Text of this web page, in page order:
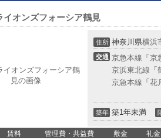
イオンズフォーシア鶴見
住所 神奈川県横浜
交通 京急本線 「 京
京浜東北線 「
京急本線 「 花
築年 築1年未満
賃料 管理費・共益費 敷金 礼金